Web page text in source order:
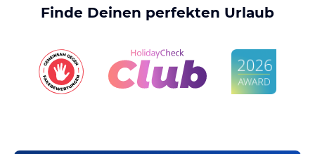
Finde Deinen perfekten Urlaub